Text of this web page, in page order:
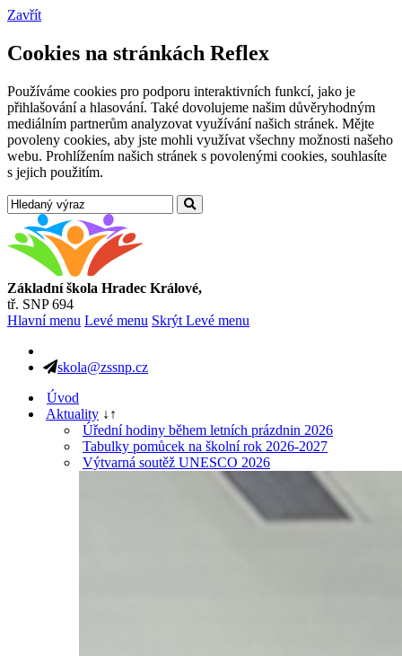
Zavřít
Cookies na stránkách Reflex
Používáme cookies pro podporu interaktivních funkcí, jako je
přihlašování a hlasování. Také dovolujeme našim důvěryhodným
mediálním partnerům analyzovat využívání našich stránek. Mějte
povoleny cookies, aby jste mohli využívat všechny možnosti našeho
webu. Prohlížením našich stránek s povolenými cookies, souhlasíte
s jejich použitím.
Základní škola Hradec Králové,
tř. SNP 694
Hlavní menu Levé menu Skrýt Levé menu
skola@zssnp.cz
Úvod
Aktuality ↓ ↑
Úřední hodiny během letních prázdnin 2026
Tabulky pomůcek na školní rok 2026-2027
Výtvarná soutěž UNESCO 2026